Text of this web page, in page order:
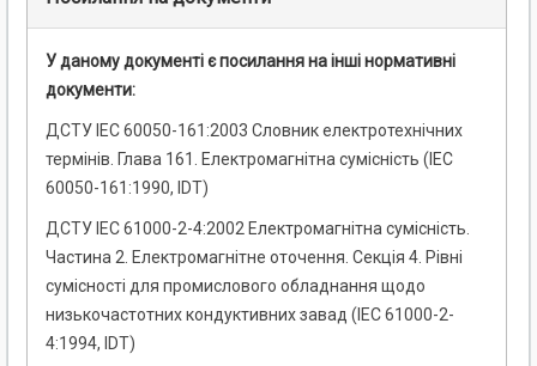
У даному документі є посилання на інші нормативні
документи:
ДСТУ ІЕС 60050-161:2003 Словник електротехнічних
термінів. Глава 161. Електромагнітна сумісність (ІЕС
60050-161:1990, IDT)
ДСТУ IEC 61000-2-4:2002 Електромагнітна сумісність.
Частина 2. Електромагнітне оточення. Секція 4. Рівні
сумісності для промислового обладнання щодо
низькочастотних кондуктивних завад (ІEC 61000-2-
4:1994, IDT)